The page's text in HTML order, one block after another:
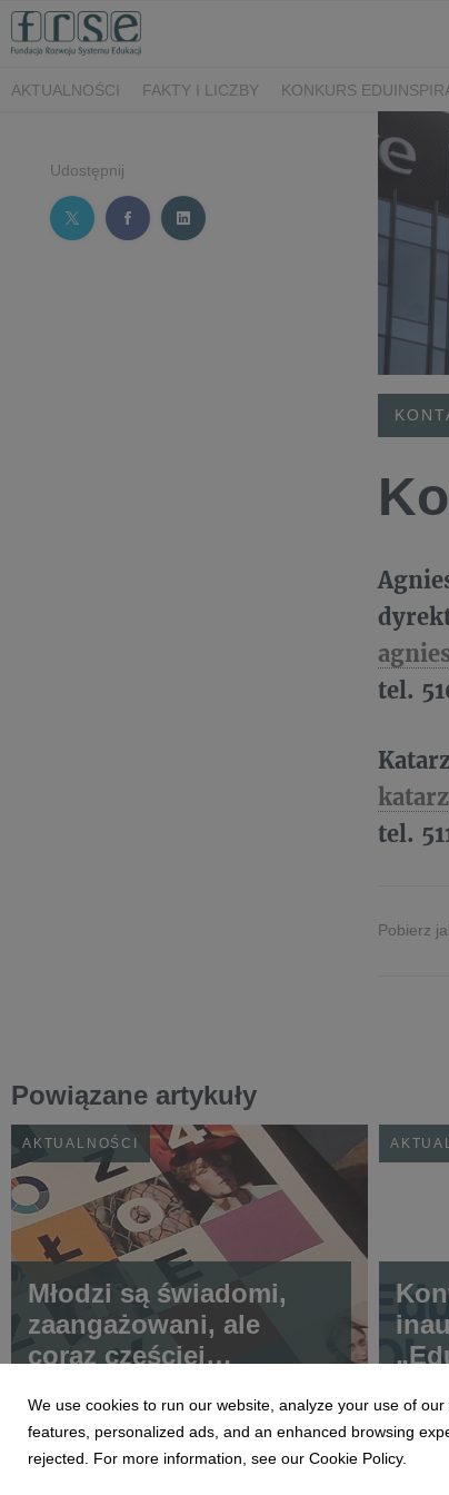
AKTUALNOŚCI FAKTY I LICZBY KONKURS
Udostępnij
tel.
tel.
Pobierz
Powiązane artykuły
AKTUALNOŚCI
Młodzi są świadomi,
zaangażowani, ale
coraz częściej
Młodzieży 2026”
wskazuje najważniejsze
We use cookies to run our website, analyze your use of
features, personalized ads, and an enhanced browsing
rejected. For more information, see our Cookie Policy.